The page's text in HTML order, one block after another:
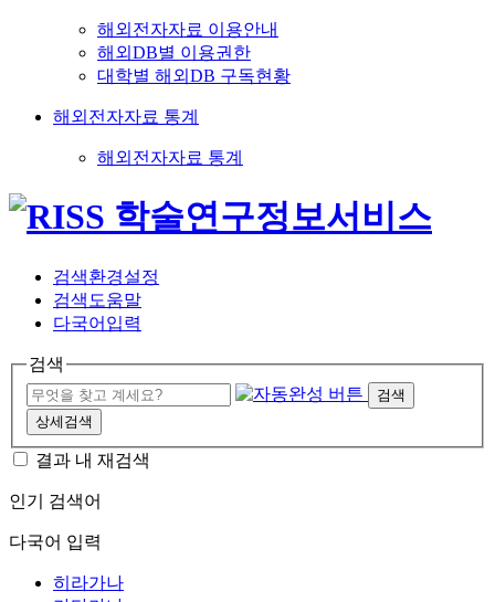
해외전자자료 이용안내
해외DB별 이용권한
대학별 해외DB 구독현황
해외전자자료 통계
해외전자자료 통계
검색환경설정
검색도움말
다국어입력
검색
검색
상세검색
결과 내 재검색
인기 검색어
다국어 입력
히라가나